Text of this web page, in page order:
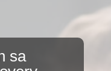
sa